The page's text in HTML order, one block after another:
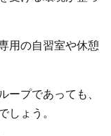
用の自習室や休憩
ープであっても、
しょう。